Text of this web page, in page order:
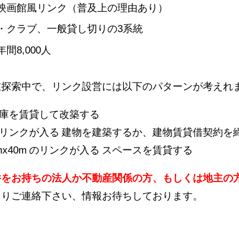
画館風リンク（普及上の理由あり）
クラブ、一般貸し切りの3系統
間8,000人
索中で、リンク設営には以下のパターンが考えれ
を賃貸して改築する
ンクが入る 建物を建築するか、建物賃貸借契約を
のリンクが入る スペースを賃貸する
お持ちの法人か不動産関係の方、もしくは地主
りご連絡下さい、情報お待ちしております。